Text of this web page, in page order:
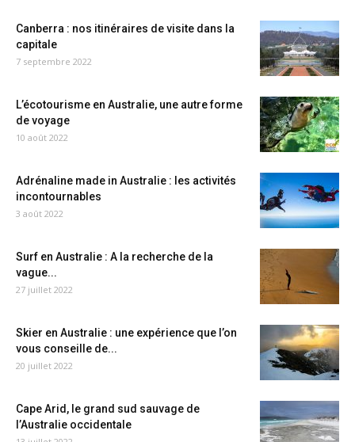
Canberra : nos itinéraires de visite dans la
capitale
7 septembre 2022
L’écotourisme en Australie, une autre forme
de voyage
10 août 2022
Adrénaline made in Australie : les activités
incontournables
3 août 2022
Surf en Australie : A la recherche de la
vague...
27 juillet 2022
Skier en Australie : une expérience que l’on
vous conseille de...
20 juillet 2022
Cape Arid, le grand sud sauvage de
l’Australie occidentale